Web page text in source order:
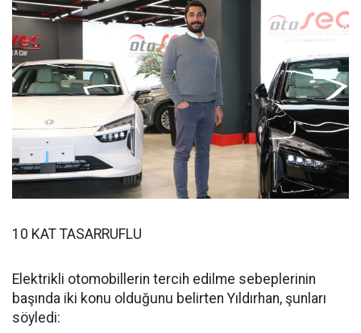
10 KAT TASARRUFLU
Elektrikli otomobillerin tercih edilme sebeplerinin
başında iki konu olduğunu belirten Yıldırhan, şunları
söyledi: